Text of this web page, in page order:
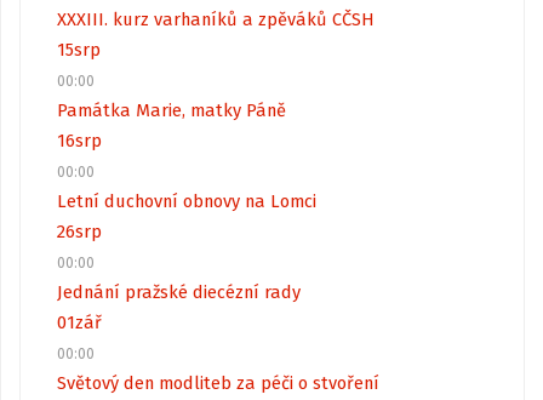
XXXIII. kurz varhaníků a zpěváků CČSH
15srp
00:00
Památka Marie, matky Páně
16srp
00:00
Letní duchovní obnovy na Lomci
26srp
00:00
Jednání pražské diecézní rady
01zář
00:00
Světový den modliteb za péči o stvoření